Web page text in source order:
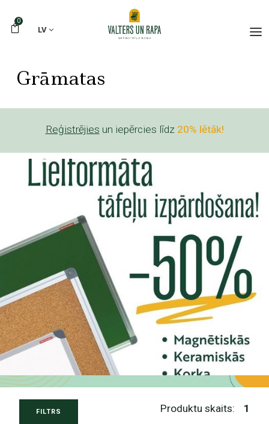
0
LV
Grāmatas
Reģistrējies un iepērcies līdz 20% lētāk!
FILTRS Produktu skaits: 1